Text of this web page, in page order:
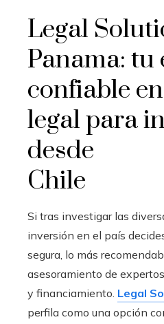
Legal
Panama: tu
confiable
legal para
desde
Chile
Si tras investigar las
inversión en el país
segura, lo más
asesoramiento de
y financiamiento. Legal
perfila como una opción